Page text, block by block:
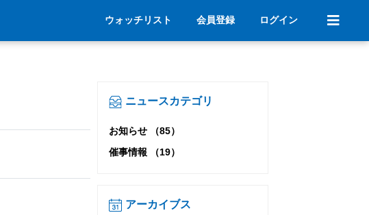
ウォッチリスト 会員登録 ログイン
ニュースカテゴリ
お知らせ （85）
催事情報 （19）
アーカイブス